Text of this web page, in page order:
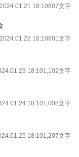
2024.01.21 18:10807文字
2024.01.22 18:10801文字
18:101,102文字
18:101,008文字
18:101,207文字